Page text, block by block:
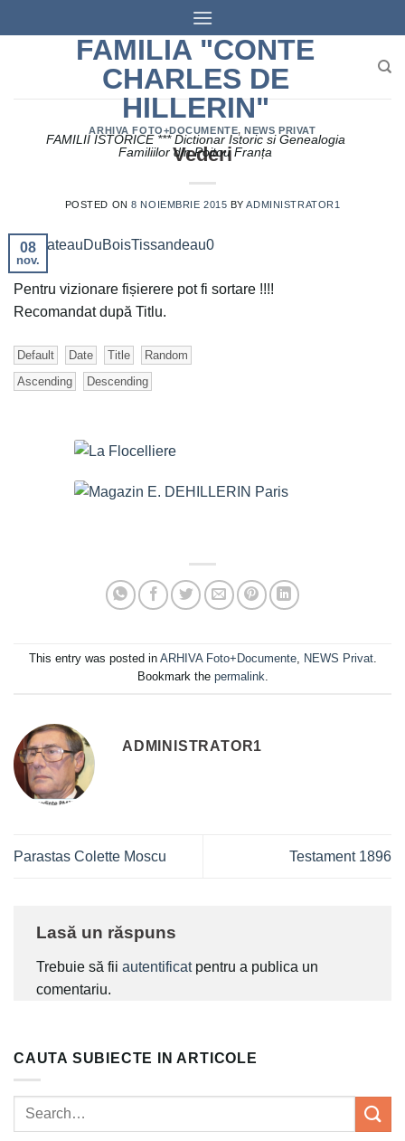
to
FAMILIA "CONTE
CHARLES DE
HILLERIN"
FAMILII ISTORICE *** Dictionar Istoric si Genealogia
Familiilor din Poitou Franța
ARHIVA FOTO+DOCUMENTE,NEWS PRIVAT
Vederi
POSTED ON8 NOIEMBRIE 2015 BYADMINISTRATOR1
08
nov.
Pentru vizionare fișierere pot fi sortare !!!!
Recomandat după Titlu.
Default Date Title
Random
Ascending
Descending
La Flocelliere
This entry was posted in ARHIVA Foto+Documente, NEWS Privat.
Bookmark the permalink.
ADMINISTRATOR1
Parastas Colette Moscu Testament 1896
Lasă un răspuns
Trebuie să fii autentificatpentru a publica un
comentariu.
CAUTA SUBIECTE IN ARTICOLE